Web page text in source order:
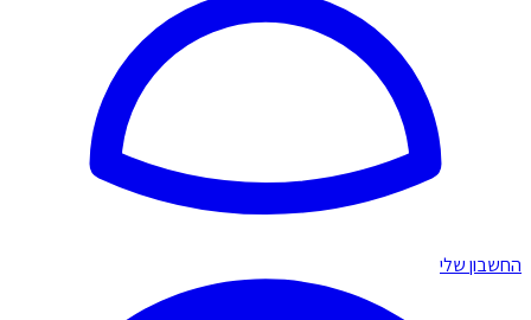
החשבון שלי